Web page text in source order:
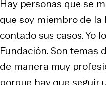
Hay personas que se
que soy miembro de la
contado sus casos. Yo
Fundación. Son temas
de manera muy
porque hay que seguir